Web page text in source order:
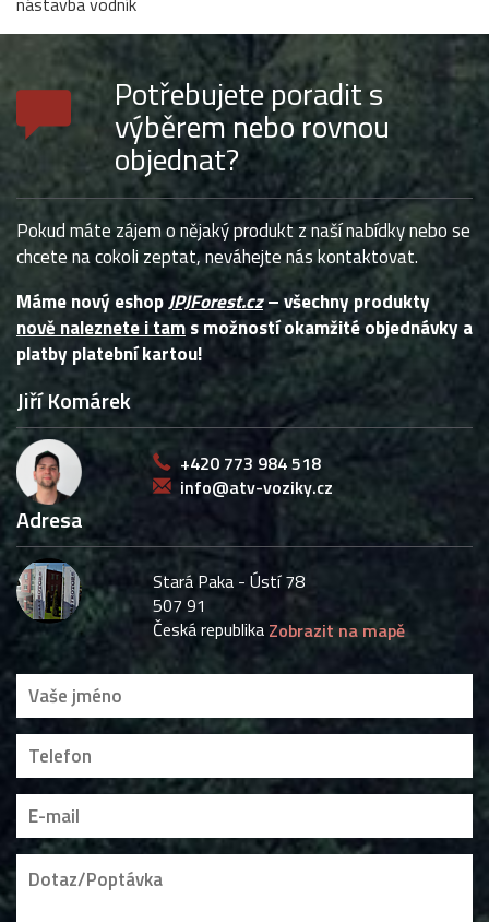
Potřebujete poradit s
výběrem nebo rovnou
objednat?
Pokud máte zájem o nějaký produkt z naší nabídky nebo se
chcete na cokoli zeptat, neváhejte nás kontaktovat.
Máme nový eshopJPJForest.cz– všechny produkty
nově naleznete i tams možností okamžité objednávky a
platby platební kartou!
Jiří Komárek
+420 773 984 518
info@atv-voziky.cz
Adresa
Stará Paka - Ústí 78
507 91
Česká republika Zobrazit na mapě